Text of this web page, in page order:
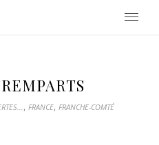
, FRANCE, FRANCHE-COMTÉ